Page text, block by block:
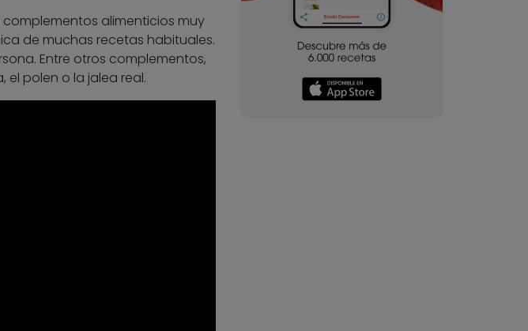
alimenticios muy
de muchas recetas habituales.
Entre otros complementos,
el polen o la jalea real.